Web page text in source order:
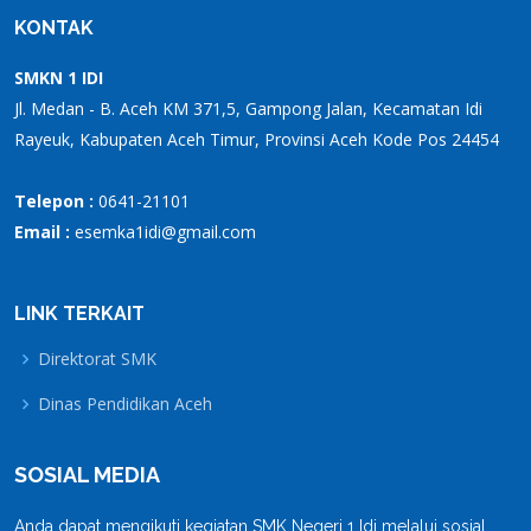
KONTAK
SMKN 1 IDI
Jl. Medan - B. Aceh KM 371,5, Gampong Jalan, Kecamatan Idi
Rayeuk, Kabupaten Aceh Timur, Provinsi Aceh Kode Pos 24454
Telepon : 0641-21101
Email : esemka1idi@gmail.com
LINK TERKAIT
Direktorat SMK
Dinas Pendidikan Aceh
SOSIAL MEDIA
Anda dapat mengikuti kegiatan SMK Negeri 1 Idi melalui sosial